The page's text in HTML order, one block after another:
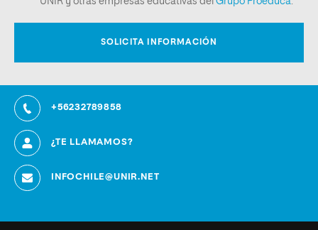
+56232789858
¿TE LLAMAMOS?
INFOCHILE@UNIR.NET